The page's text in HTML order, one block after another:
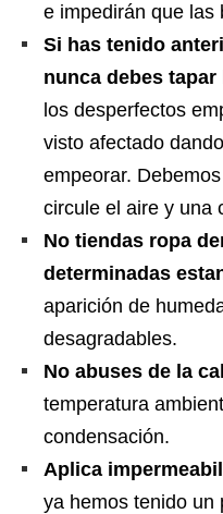
e impedirán que las
Si has tenido
nunca debes tapar
los desperfectos
visto afectado
empeorar.
circule el aire y una
No tiendas ropa
determinadas
aparición de
desagradables.
No abuses de la
temperatura
condensación.
Aplica
ya hemos tenido un